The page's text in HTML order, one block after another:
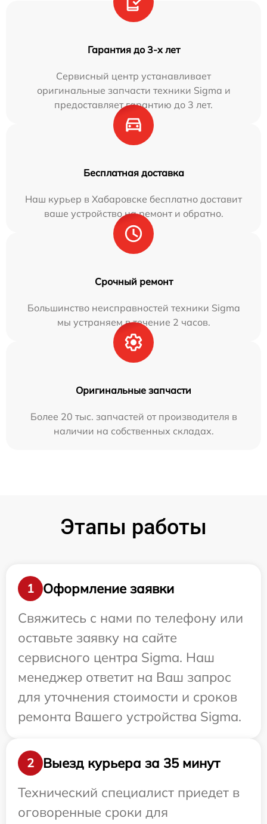
Гарантия до 3-х лет
Сервисный центр устанавливает
оригинальные запчасти техники Sigma и
предоставляет гарантию до 3 лет.
Бесплатная доставка
Наш курьер в Хабаровске бесплатно доставит
ваше устройство на ремонт и обратно.
Срочный ремонт
Большинство неисправностей техники Sigma
мы устраняем в течение 2 часов.
Оригинальные запчасти
Более 20 тыс. запчастей от производителя в
наличии на собственных складах.
Этапы работы
1
Оформление заявки
Свяжитесь с нами по телефону или
оставьте заявку на сайте
сервисного центра Sigma. Наш
менеджер ответит на Ваш запрос
для уточнения стоимости и сроков
ремонта Вашего устройства Sigma.
2
Выезд курьера за 35 минут
Технический специалист приедет в
оговоренные сроки для